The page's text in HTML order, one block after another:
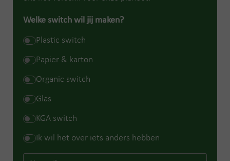
Welke switch wil jij maken?
Plastic switch
Papier & karton
Organic switch
Glas
KGA switch
Ik wil het over iets anders hebben